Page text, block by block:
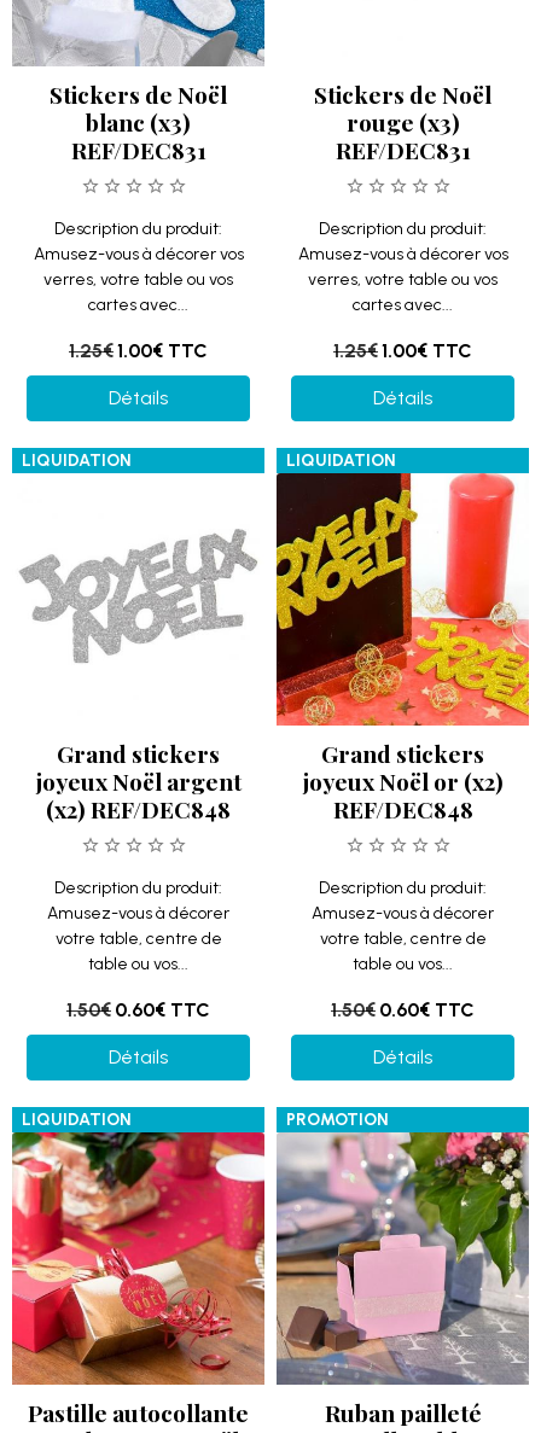
Stickers de Noël
blanc (x3)
REF/DEC831
Description du produit:
Amusez-vous à décorer vos
verres, votre table ou vos
cartes avec...
1.25€1.00€ TTC
Détails
Stickers de Noël
rouge (x3)
REF/DEC831
Description du produit:
Amusez-vous à décorer vos
verres, votre table ou vos
cartes avec...
1.25€1.00€ TTC
Détails
LIQUIDATION
Grand stickers
joyeux Noël argent
(x2) REF/DEC848
Description du produit:
Amusez-vous à décorer
votre table, centre de
table ou vos...
1.50€ 0.60€ TTC
Détails
LIQUIDATION
Grand stickers
joyeux Noël or (x2)
REF/DEC848
Description du produit:
Amusez-vous à décorer
votre table, centre de
table ou vos...
1.50€ 0.60€ TTC
Détails
LIQUIDATION
Pastille autocollante
PROMOTION
Ruban pailleté